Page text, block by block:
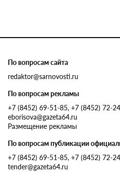
По вопросам сайта
redaktor@sarnovosti.ru
По вопросам рекламы
+7 (8452) 69-51-85, +7 (8452) 72-
eborisova@gazeta64.ru
Размещение рекламы
По вопросам публикации
+7 (8452) 69-51-85, +7 (8452) 72-
tender@gazeta64.ru